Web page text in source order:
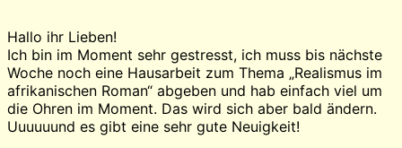
Hallo ihr Lieben!
Ich bin im Moment sehr gestresst, ich muss bis nächste
Woche noch eine Hausarbeit zum Thema „Realismus im
afrikanischen Roman“ abgeben und hab einfach viel um
die Ohren im Moment. Das wird sich aber bald ändern.
Uuuuuund es gibt eine sehr gute Neuigkeit!